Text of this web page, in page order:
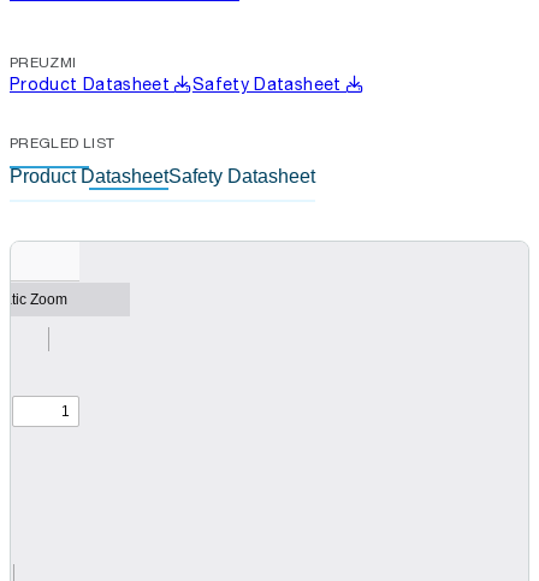
PREUZMI
Product Datasheet Safety Datasheet
PREGLED LIST
Product DatasheetSafety Datasheet